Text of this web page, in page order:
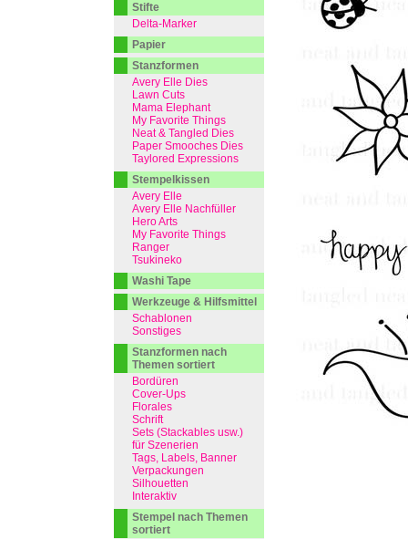
Stifte
Delta-Marker
Papier
Stanzformen
Avery Elle Dies
Lawn Cuts
Mama Elephant
My Favorite Things
Neat & Tangled Dies
Paper Smooches Dies
Taylored Expressions
Stempelkissen
Avery Elle
Avery Elle Nachfüller
Hero Arts
My Favorite Things
Ranger
Tsukineko
Washi Tape
Werkzeuge & Hilfsmittel
Schablonen
Sonstiges
Stanzformen nach
Themen sortiert
Bordüren
Cover-Ups
Florales
Schrift
Sets (Stackables usw.)
für Szenerien
Tags, Labels, Banner
Verpackungen
Silhouetten
Interaktiv
Stempel nach Themen
sortiert